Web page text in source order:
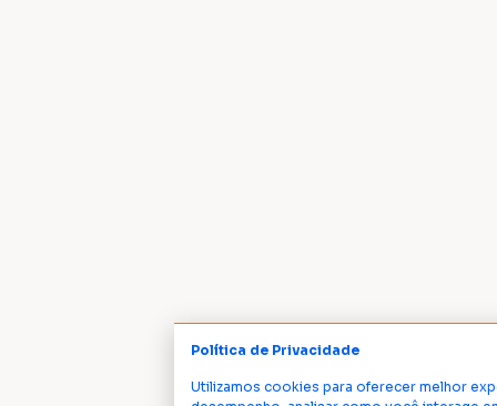
Política de Privacidade
Utilizamos cookies para oferecer melhor